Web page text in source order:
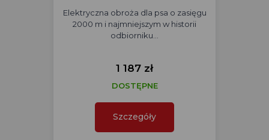
Elektryczna obroża dla psa o zasięgu
2000 m i najmniejszym w historii
odbiorniku…
1 187 zł
DOSTĘPNE
Szczegóły